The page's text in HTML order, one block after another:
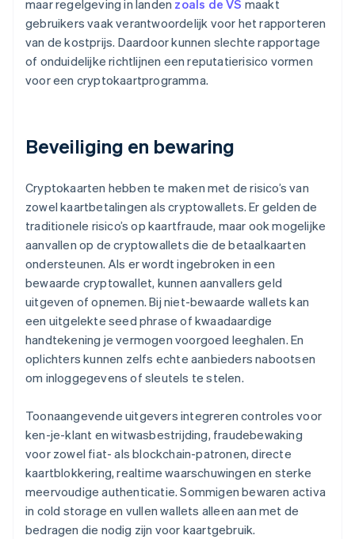
maar regelgeving in landen zoals de VS maakt
gebruikers vaak verantwoordelijk voor het rapporteren
van de kostprijs. Daardoor kunnen slechte rapportage
of onduidelijke richtlijnen een reputatierisico vormen
voor een cryptokaartprogramma.
Beveiliging en bewaring
Cryptokaarten hebben te maken met de risico’s van
zowel kaartbetalingen als cryptowallets. Er gelden de
traditionele risico’s op kaartfraude, maar ook mogelijke
aanvallen op de cryptowallets die de betaalkaarten
ondersteunen. Als er wordt ingebroken in een
bewaarde cryptowallet, kunnen aanvallers geld
uitgeven of opnemen. Bij niet-bewaarde wallets kan
een uitgelekte seed phrase of kwaadaardige
handtekening je vermogen voorgoed leeghalen. En
oplichters kunnen zelfs echte aanbieders nabootsen
om inloggegevens of sleutels te stelen.
Toonaangevende uitgevers integreren controles voor
ken-je-klant en witwasbestrijding, fraudebewaking
voor zowel fiat- als blockchain-patronen, directe
kaartblokkering, realtime waarschuwingen en sterke
meervoudige authenticatie. Sommigen bewaren activa
in cold storage en vullen wallets alleen aan met de
bedragen die nodig zijn voor kaartgebruik.